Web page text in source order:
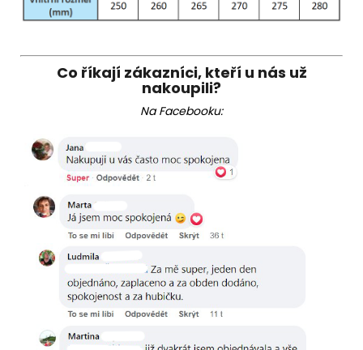
Co říkají zákazníci, kteří u nás už
nakoupili?
Na Facebooku: